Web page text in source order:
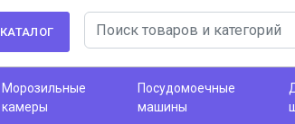
КАТАЛОГ
Морозильные
камеры
Посудомоечные
машины